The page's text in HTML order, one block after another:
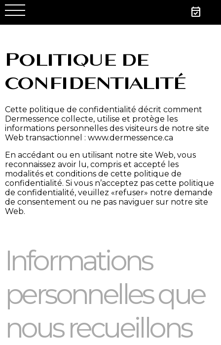
event_available
Politique de
confidentialité
Cette politique de confidentialité décrit comment
Dermessence collecte, utilise et protège les
informations personnelles des visiteurs de notre site
Web transactionnel : www.dermessence.ca
En accédant ou en utilisant notre site Web, vous
reconnaissez avoir lu, compris et accepté les
modalités et conditions de cette politique de
confidentialité. Si vous n’acceptez pas cette politique
de confidentialité, veuillez «refuser» notre demande
de consentement ou ne pas naviguer sur notre site
Web.
Informations
personnelles que
nous recueillons